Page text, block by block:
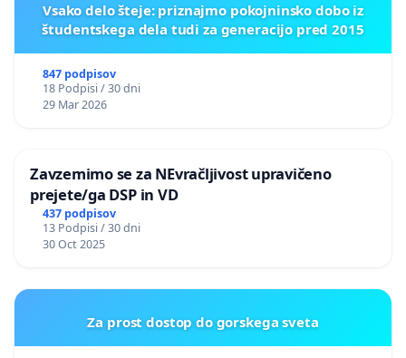
Vsako delo šteje: priznajmo pokojninsko dobo iz
študentskega dela tudi za generacijo pred 2015
847 podpisov
18 Podpisi / 30 dni
29 Mar 2026
Zavzemimo se za NEvračljivost upravičeno
prejete/ga DSP in VD
437 podpisov
13 Podpisi / 30 dni
30 Oct 2025
Za prost dostop do gorskega sveta